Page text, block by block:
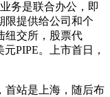
务是联合办公，即
限提供给公司和个
纽交所，股票代
PIPE。上市首日，
首站是上海，随后布